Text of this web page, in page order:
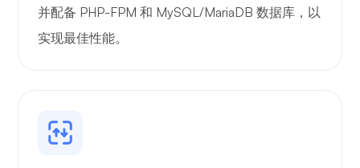
并配备 PHP-FPM 和 MySQL/MariaDB 数据库，以
实现最佳性能。